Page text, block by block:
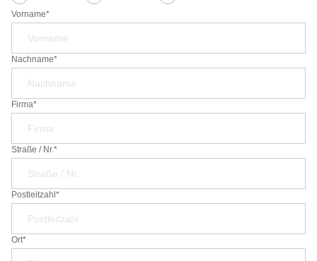
Vorname*
Nachname*
Firma*
Straße / Nr.*
Postleitzahl*
Ort*